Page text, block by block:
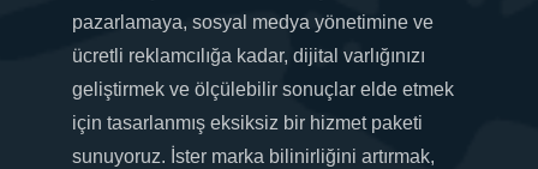
pazarlamaya, sosyal medya yönetimine ve
ücretli reklamcılığa kadar, dijital varlığınızı
geliştirmek ve ölçülebilir sonuçlar elde etmek
için tasarlanmış eksiksiz bir hizmet paketi
sunuyoruz. İster marka bilinirliğini artırmak,